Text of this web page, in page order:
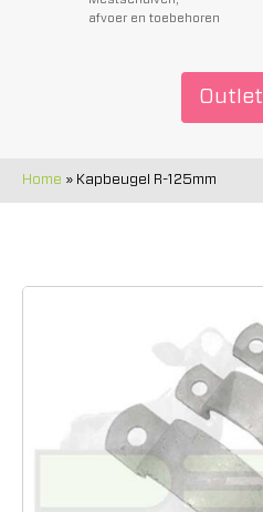
afvoer en toebehoren
Outlet
Home » Kapbeugel R-125mm